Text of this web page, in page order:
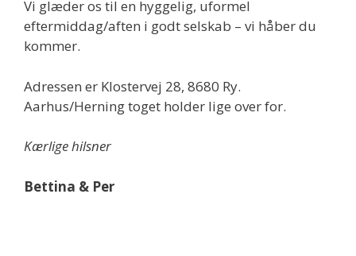
Vi glæder os til en hyggelig, uformel
eftermiddag/aften i godt selskab – vi håber du
kommer.
Adressen er Klostervej 28, 8680 Ry.
Aarhus/Herning toget holder lige over for.
Kærlige hilsner
Bettina & Per